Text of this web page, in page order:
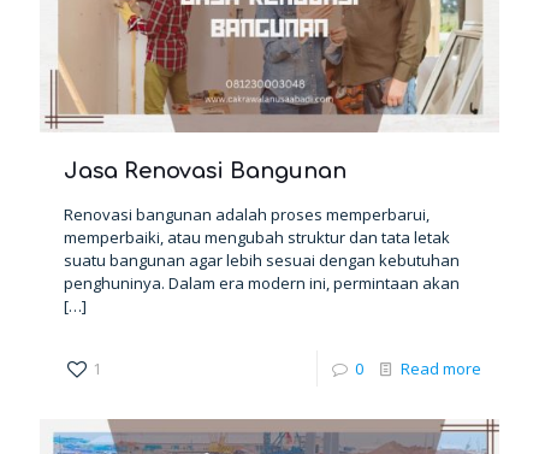
Jasa Renovasi Bangunan
Renovasi bangunan adalah proses memperbarui,
memperbaiki, atau mengubah struktur dan tata letak
suatu bangunan agar lebih sesuai dengan kebutuhan
penghuninya. Dalam era modern ini, permintaan akan
[…]
1 0 Read more